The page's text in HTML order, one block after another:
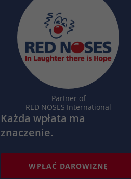
Partner of
RED NOSES International
Każda wpłata ma
znaczenie.
WPŁAĆ DAROWIZNĘ